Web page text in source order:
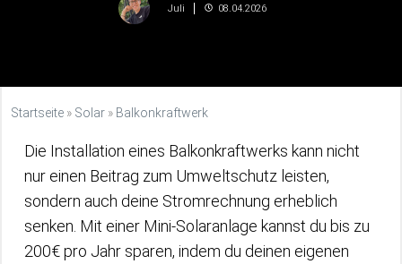
Juli 08.04.2026
Startseite » Solar » Balkonkraftwerk
Die Installation eines Balkonkraftwerks kann nicht
nur einen Beitrag zum Umweltschutz leisten,
sondern auch deine Stromrechnung erheblich
senken. Mit einer Mini-Solaranlage kannst du bis zu
200€ pro Jahr sparen, indem du deinen eigenen